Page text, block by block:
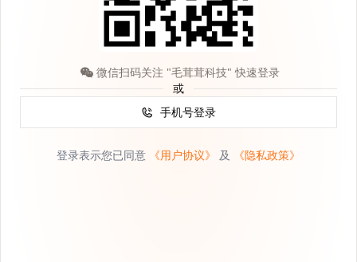
手机号登录
或
微信扫码关注 "毛茸茸科技" 快速登录
登录表示您已同意 《用户协议》 及 《隐私政策》